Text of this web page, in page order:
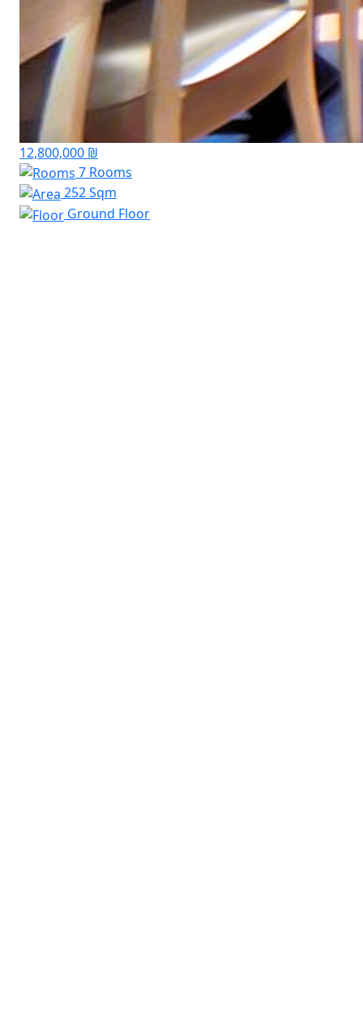
12,800,000 ₪
7 Rooms
252 Sqm
Ground Floor